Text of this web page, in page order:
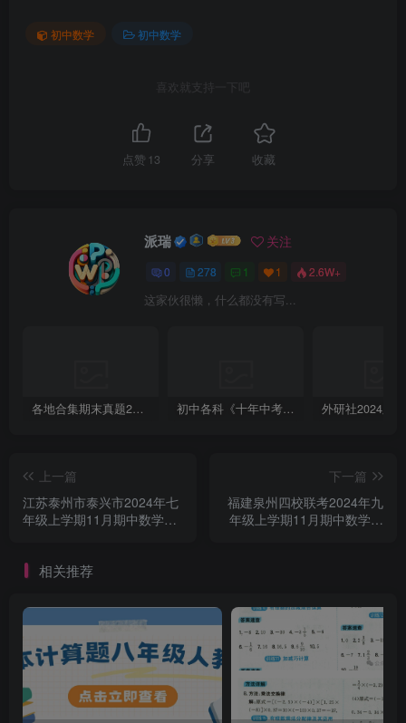
初中数学 初中数学
喜欢就支持一下吧
点赞 13 分享 收藏
派瑞 关注
0 278 1 1 2.6W+
这家伙很懒，什么都没有写...
各地合集期末真题2023-2024学年第一学期九年级英语期末试卷（含听力和答案） 初中各科《十年中考真题》2013-2024历年中考真题
上一篇
江苏泰州市泰兴市2024年七
年级上学期11月期中数学试
下一篇
福建泉州四校联考2024年九
年级上学期11月期中数学试
相关推荐